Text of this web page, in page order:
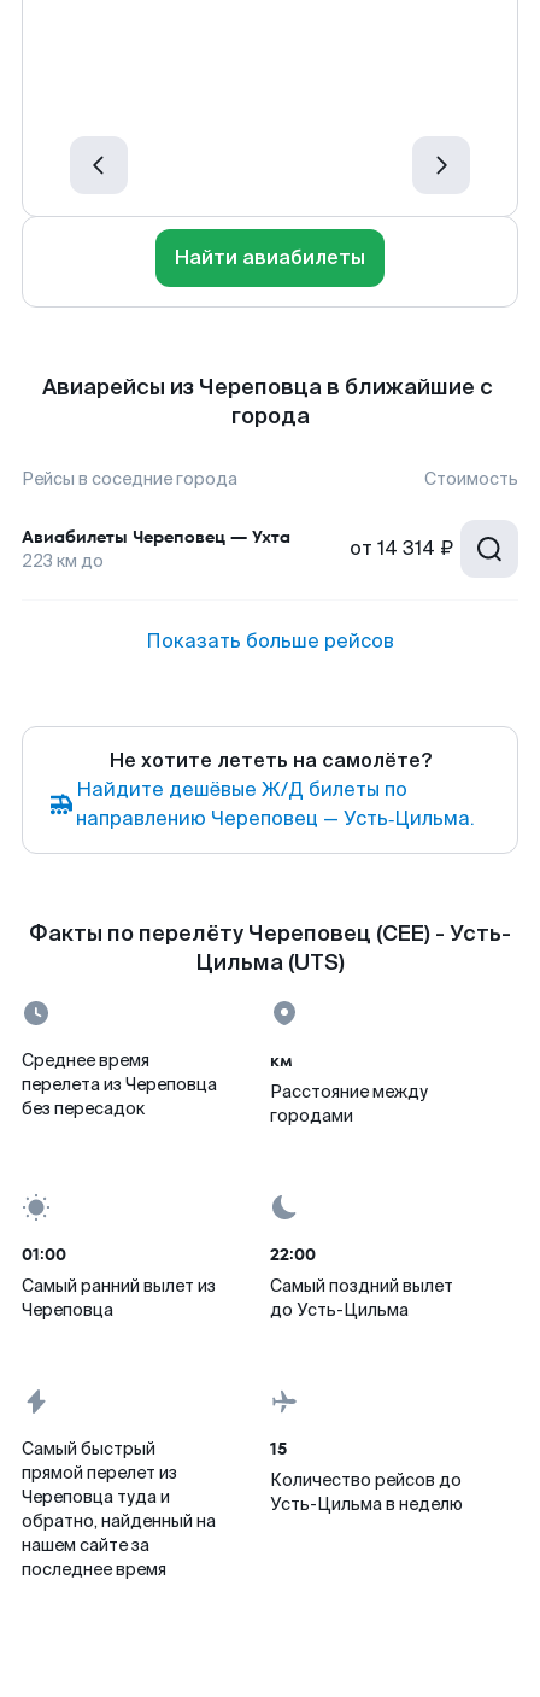
Найти авиабилеты
Авиарейсы из Череповца в ближайшие с
города
Рейсы в соседние города Стоимость
Авиабилеты Череповец — Ухта
223 км до от 14 314 ₽
Показать больше рейсов
Не хотите лететь на самолёте?
Найдите дешёвые Ж/Д билеты по
направлению Череповец — Усть‑Цильма.
Факты по перелёту Череповец (CEE) - Усть-
Цильма (UTS)
Среднее время
перелета из Череповца
без пересадок
км
Расстояние между
городами
01:00
Самый ранний вылет из
Череповца
22:00
Самый поздний вылет
до Усть-Цильма
Самый быстрый
прямой перелет из
Череповца туда и
обратно, найденный на
нашем сайте за
последнее время
15
Количество рейсов до
Усть-Цильма в неделю